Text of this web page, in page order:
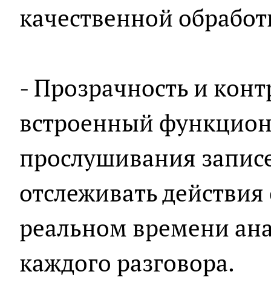
качественной
- Прозрачность и
встроенный
прослушивания
отслеживать
реальном времени
каждого разговора.